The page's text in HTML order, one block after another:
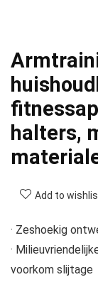
halters,
Add to
· Zeshoekig
·
voorkom slijtage